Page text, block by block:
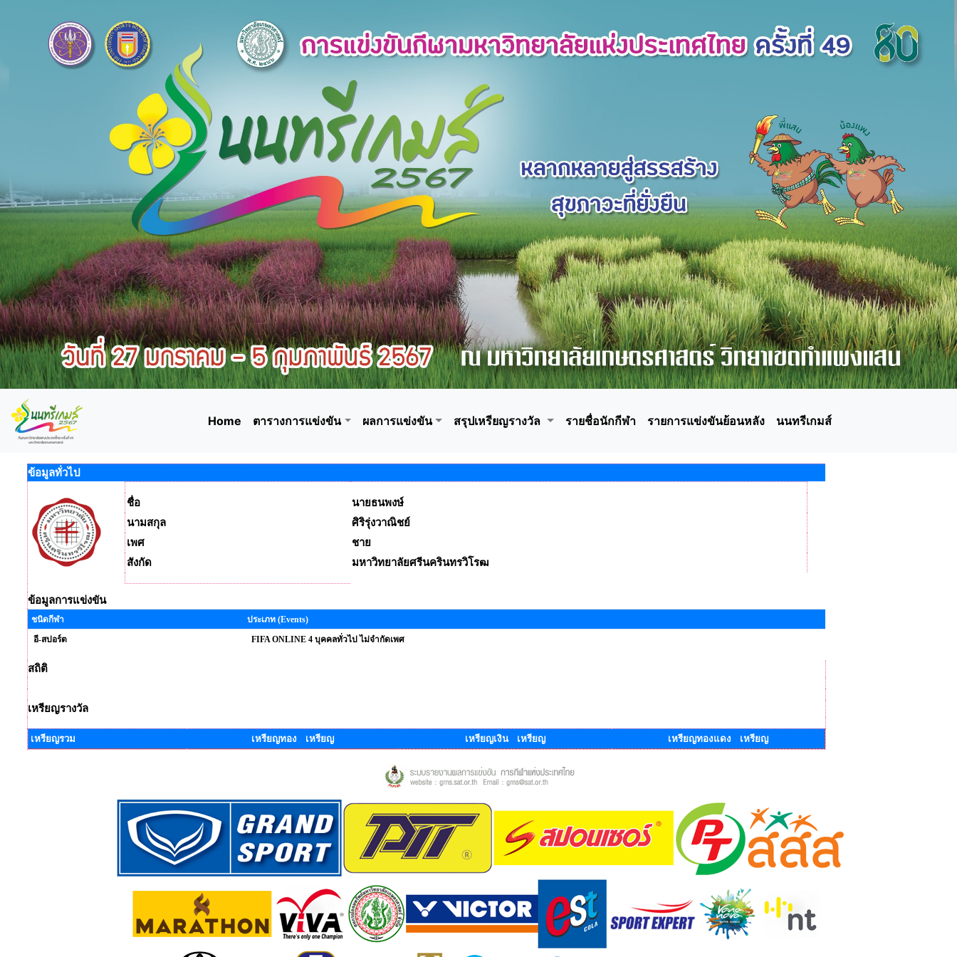
Home ตารางการแข่งขัน ผลการแข่งขัน สรุปเหรียญรางวัล รายชื่อนักกีฬา รายการแข่งขันย้อนหลัง นนทรีเกมส์
ข้อมูลทั่วไป
ชื่อ
นายธนพงษ์
นามสกุล
ศิริรุ่งวาณิชย์
เพศ
ชาย
สังกัด
มหาวิทยาลัยศรีนครินทรวิโรฒ
ข้อมูลการแข่งขัน
ชนิดกีฬา
ประเภท (Events)
อี-สปอร์ต
FIFA ONLINE 4 บุคคลทั่วไป ไม่จำกัดเพศ
สถิติ
เหรียญรางวัล
เหรียญรวม เหรียญทอง เหรียญ เหรียญเงิน เหรียญ เหรียญทองแดง เหรียญ